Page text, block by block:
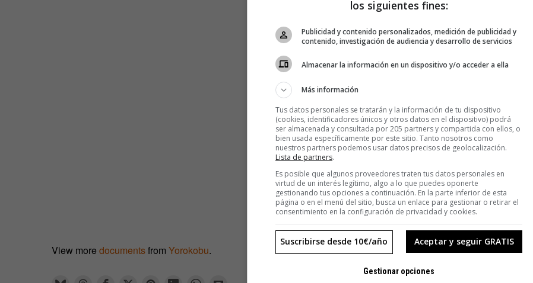
View more documentsfrom Yorokobu.
los siguientes fines:
Publicidad y contenido personalizados, medición de publicidad y
contenido, investigación de audiencia y desarrollo de servicios
Almacenar la información en un dispositivo y/o acceder a ella
Más información
Tus datos personales se tratarán y la información de tu dispositivo
(cookies, identificadores únicos y otros datos en el dispositivo) podrá
ser almacenada y consultada por 205 partners y compartida con ellos, o
bien usada específicamente por este sitio. Tanto nosotros como
nuestros partners podemos usar datos precisos de geolocalización.
Lista de partners.
Es posible que algunos proveedores traten tus datos personales en
virtud de un interés legítimo, algo a lo que puedes oponerte
gestionando tus opciones a continuación. En la parte inferior de esta
página o en el menú del sitio, busca un enlace para gestionar o retirar el
consentimiento en la configuración de privacidad y cookies.
Aceptar y seguir GRATIS
Suscribirse desde 10€/año
Gestionar opciones